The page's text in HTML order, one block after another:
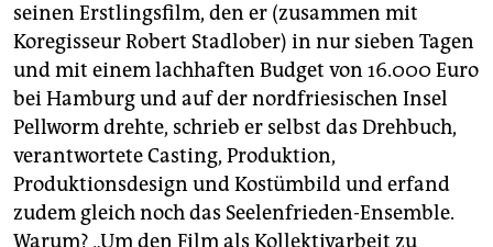
seinen Erstlingsfilm, den er (zusammen mit
Koregisseur Robert Stadlober) in nur sieben Tagen
und mit einem lachhaften Budget von 16.000 Euro
bei Hamburg und auf der nordfriesischen Insel
Pellworm drehte, schrieb er selbst das Drehbuch,
verantwortete Casting, Produktion,
Produktionsdesign und Kostümbild und erfand
zudem gleich noch das Seelenfrieden-Ensemble.
Warum? „Um den Film als Kollektivarbeit zu